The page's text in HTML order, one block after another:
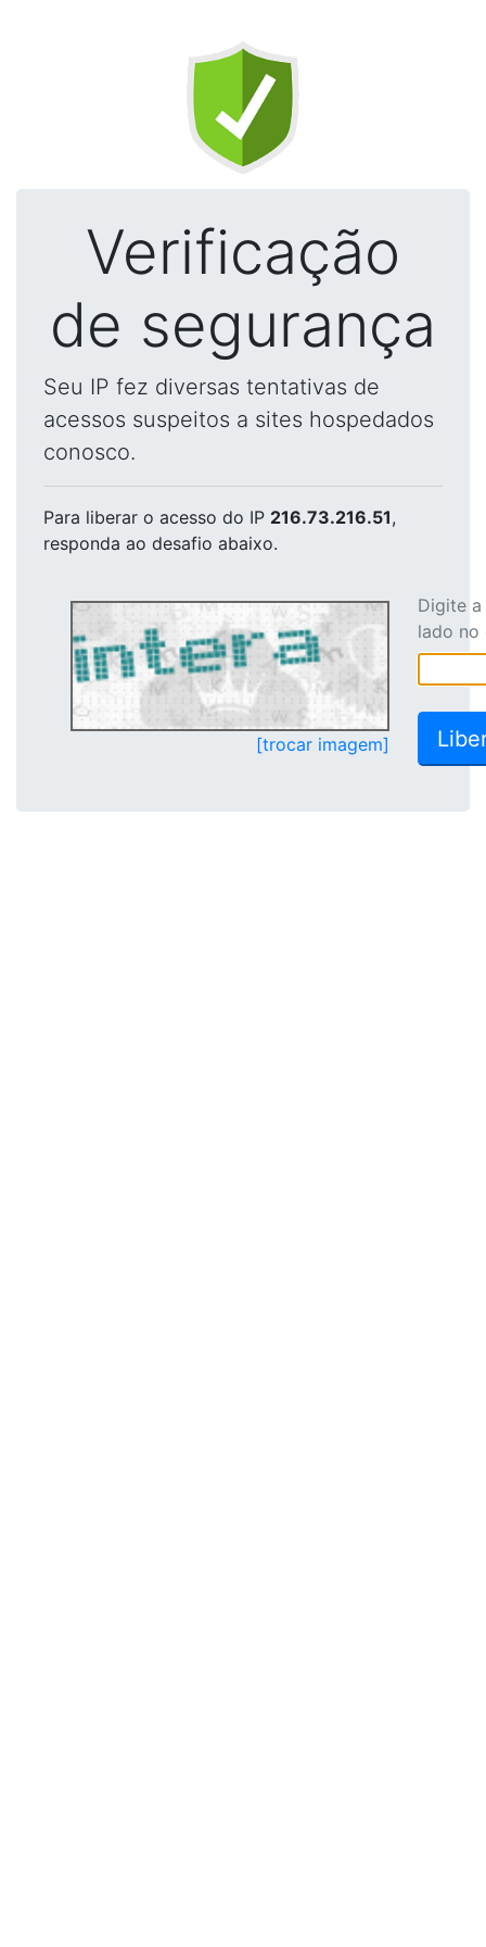
Verificação
de segurança
Seu IP fez diversas tentativas de
acessos suspeitos a sites hospedados
conosco.
Para liberar o acesso do IP 216.73.216.51,
responda ao desafio abaixo.
[trocar imagem]
Digite
lado no